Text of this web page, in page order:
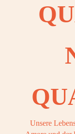
Unsere